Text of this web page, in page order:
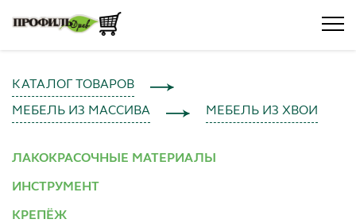
КАТАЛОГ ТОВАРОВ
МЕБЕЛЬ ИЗ МАССИВА МЕБЕЛЬ ИЗ ХВОИ
ЛАКОКРАСОЧНЫЕ МАТЕРИАЛЫ
ИНСТРУМЕНТ
КРЕПЁЖ